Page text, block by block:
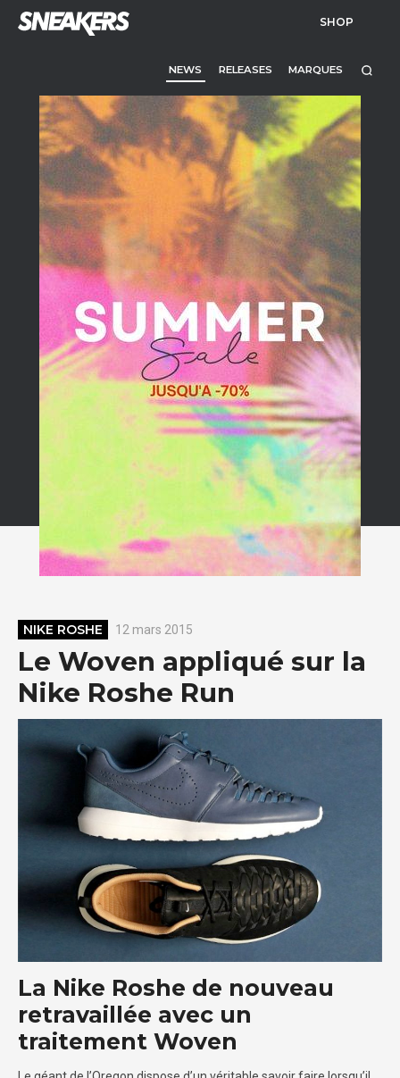
SHOP
NEWS RELEASES MARQUES
NIKE ROSHE 12 mars 2015
Le Woven appliqué sur la
Nike Roshe Run
La Nike Roshe de nouveau
retravaillée avec un
traitement Woven